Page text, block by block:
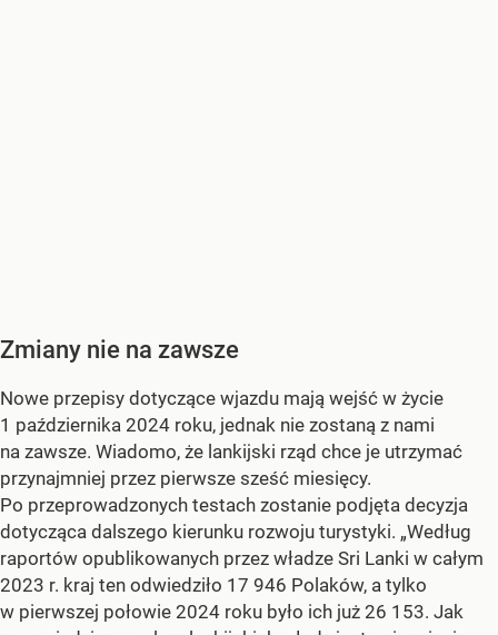
Zmiany nie na zawsze
Nowe przepisy dotyczące wjazdu mają wejść w życie
1 października 2024 roku, jednak nie zostaną z nami
na zawsze. Wiadomo, że lankijski rząd chce je utrzymać
przynajmniej przez pierwsze sześć miesięcy.
Po przeprowadzonych testach zostanie podjęta decyzja
dotycząca dalszego kierunku rozwoju turystyki. „Według
raportów opublikowanych przez władze Sri Lanki w całym
2023 r. kraj ten odwiedziło 17 946 Polaków, a tylko
w pierwszej połowie 2024 roku było ich już 26 153. Jak